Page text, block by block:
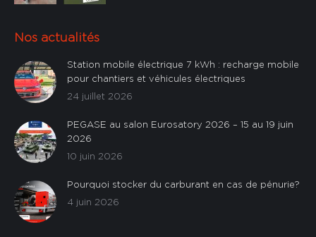
Nos actualités
Station mobile électrique 7 kWh : recharge mobile
pour chantiers et véhicules électriques
24 juillet 2026
PEGASE au salon Eurosatory 2026 – 15 au 19 juin
2026
10 juin 2026
Pourquoi stocker du carburant en cas de pénurie?
4 juin 2026